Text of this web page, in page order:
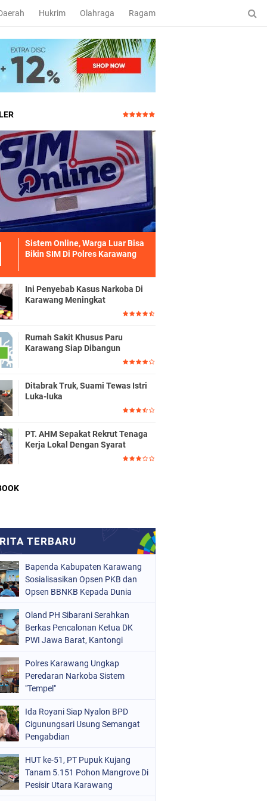
Hukrim Olahraga Ragam
Sistem Online, Warga Luar Bisa
Bikin SIM Di Polres Karawang
Ini Penyebab Kasus Narkoba Di
Karawang Meningkat
Rumah Sakit Khusus Paru
Karawang Siap Dibangun
Ditabrak Truk, Suami Tewas Istri
Luka-luka
PT. AHM Sepakat Rekrut Tenaga
Kerja Lokal Dengan Syarat
Bapenda Kabupaten Karawang
Sosialisasikan Opsen PKB dan
Opsen BBNKB Kepada Dunia
Oland PH Sibarani Serahkan
Berkas Pencalonan Ketua DK
PWI Jawa Barat, Kantongi
Polres Karawang Ungkap
Peredaran Narkoba Sistem
"Tempel"
Ida Royani Siap Nyalon BPD
Cigunungsari Usung Semangat
Pengabdian
HUT ke-51, PT Pupuk Kujang
Tanam 5.151 Pohon Mangrove Di
Pesisir Utara Karawang